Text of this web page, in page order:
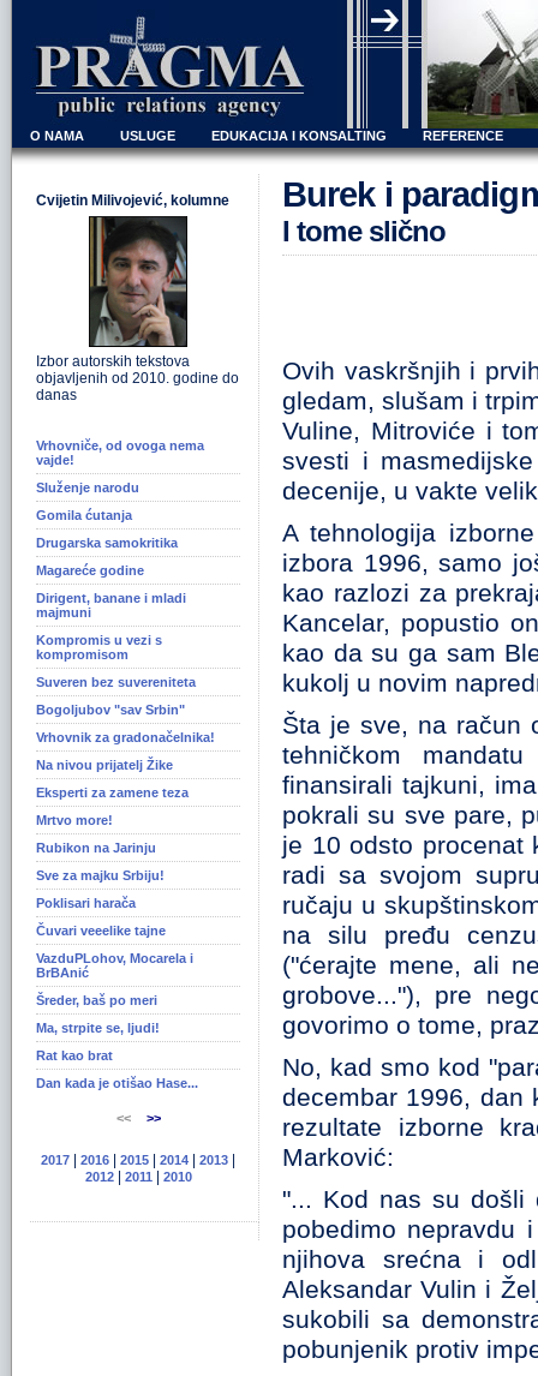
O NAMA USLUGE EDUKACIJA I KONSALTING REFERENCE
Cvijetin Milivojević, kolumne
Izbor autorskih tekstova
objavljenih od 2010. godine do
danas
Vrhovniče, od ovoga nema
vajde!
Služenje narodu
Gomila ćutanja
Drugarska samokritika
Magareće godine
Dirigent, banane i mladi
majmuni
Kompromis u vezi s
kompromisom
Suveren bez suvereniteta
Bogoljubov "sav Srbin"
Vrhovnik za gradonačelnika!
Na nivou prijatelj Žike
Eksperti za zamene teza
Mrtvo more!
Rubikon na Jarinju
Sve za majku Srbiju!
Poklisari harača
Čuvari veeelike tajne
VazduPLohov, Mocarela i
BrBAnić
Šreder, baš po meri
Ma, strpite se, ljudi!
Rat kao brat
Dan kada je otišao Hase...
<< >>
2017 2016 2015 2014 2013
2012| 2011| 2010
Burek i
I tome slično
Ovih vaskršnjih i
gledam, slušam i
Vuline, Mitroviće i
svesti i
decenije, u vakte
A tehnologija
izbora 1996, samo
kao razlozi za
Kancelar, popustio
kao da su ga sam
kukolj u novim
Šta je sve, na račun
tehničkom
finansirali tajkuni,
pokrali su sve pare,
je 10 odsto procenat
radi sa svojom
ručaju u
na silu pređu
("ćerajte mene, ali
grobove..."), pre
govorimo o tome,
No, kad smo kod
decembar 1996, dan
rezultate izborne
Marković:
"... Kod nas su došli
pobedimo nepravdu
njihova srećna i
Aleksandar Vulin i
sukobili sa
pobunjenik protiv